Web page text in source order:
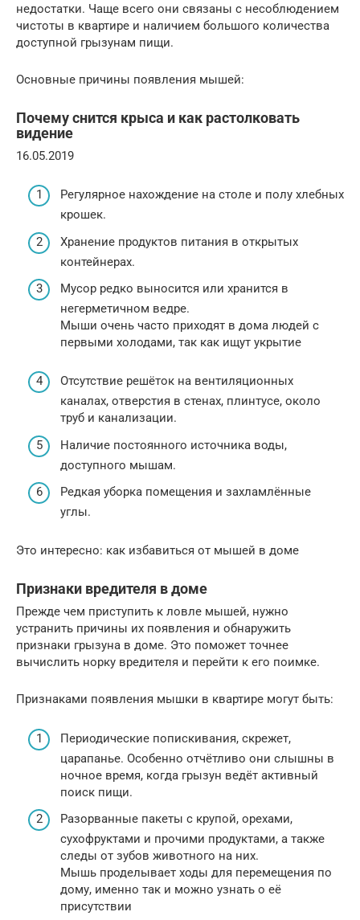
недостатки. Чаще всего они связаны с несоблюдением
чистоты в квартире и наличием большого количества
доступной грызунам пищи.
Основные причины появления мышей:
Почему снится крыса и как растолковать
видение
16.05.2019
Регулярное нахождение на столе и полу хлебных
крошек.
Хранение продуктов питания в открытых
контейнерах.
Мусор редко выносится или хранится в
негерметичном ведре.
Мыши очень часто приходят в дома людей с
первыми холодами, так как ищут укрытие
Отсутствие решёток на вентиляционных
каналах, отверстия в стенах, плинтусе, около
труб и канализации.
Наличие постоянного источника воды,
доступного мышам.
Редкая уборка помещения и захламлённые
углы.
Это интересно: как избавиться от мышей в доме
Признаки вредителя в доме
Прежде чем приступить к ловле мышей, нужно
устранить причины их появления и обнаружить
признаки грызуна в доме. Это поможет точнее
вычислить норку вредителя и перейти к его поимке.
Признаками появления мышки в квартире могут быть:
Периодические попискивания, скрежет,
царапанье. Особенно отчётливо они слышны в
ночное время, когда грызун ведёт активный
поиск пищи.
Разорванные пакеты с крупой, орехами,
сухофруктами и прочими продуктами, а также
следы от зубов животного на них.
Мышь проделывает ходы для перемещения по
дому, именно так и можно узнать о её
присутствии